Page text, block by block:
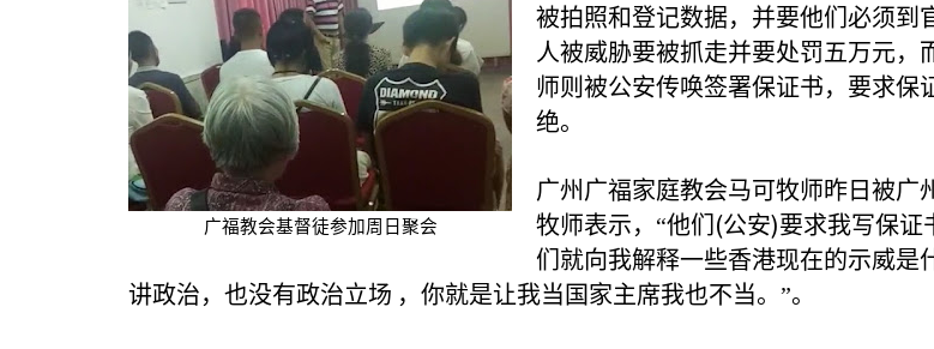
广福教会基督徒参加周日聚会
被拍照和登记数据，并要他们必须到
人被威胁要被抓走并要处罚五万元
师则被公安传唤签署保证书，要求保
绝。
广州广福家庭教会马可牧师昨日被广
牧师表示，“他们 (公安)要求我写保证
们就向我解释一些香港现在的示威是
讲政治，也没有政治立场 ，你就是让我当国家主席我也不当。”。